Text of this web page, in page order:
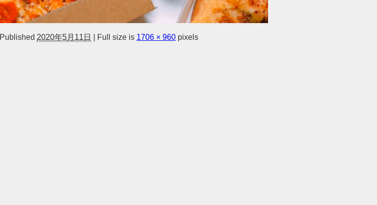
Published 2020年5月11日 Full size is 1706 × 960 pixels